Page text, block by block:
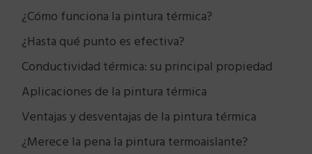
¿Cómo funciona la pintura térmica?
¿Hasta qué punto es efectiva?
Conductividad térmica: su principal propiedad
Aplicaciones de la pintura térmica
Ventajas y desventajas de la pintura térmica
¿Merece la pena la pintura termoaislante?